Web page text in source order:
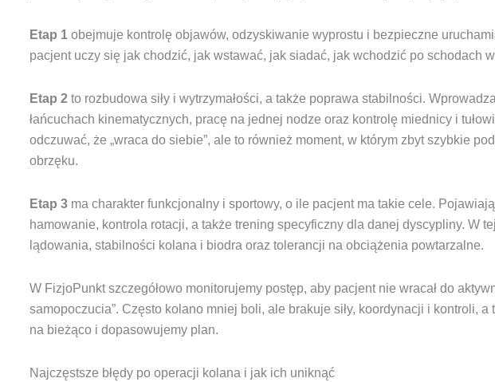
Etap 1 obejmuje kontrolę objawów, odzyskiwanie wyprostu i bezpieczne
pacjent uczy się jak chodzić, jak wstawać, jak siadać, jak wchodzić po schodach
Etap 2 to rozbudowa siły i wytrzymałości, a także poprawa stabilności.
łańcuchach kinematycznych, pracę na jednej nodze oraz kontrolę miednicy i
odczuwać, że „wraca do siebie”, ale to również moment, w którym zbyt szybkie
obrzęku.
Etap 3 ma charakter funkcjonalny i sportowy, o ile pacjent ma takie cele.
hamowanie, kontrola rotacji, a także trening specyficzny dla danej dyscypliny. W
lądowania, stabilności kolana i biodra oraz tolerancji na obciążenia powtarzalne.
W FizjoPunkt szczegółowo monitorujemy postęp, aby pacjent nie wracał do
samopoczucia”. Często kolano mniej boli, ale brakuje siły, koordynacji i kontroli,
na bieżąco i dopasowujemy plan.
Najczęstsze błędy po operacji kolana i jak ich uniknąć